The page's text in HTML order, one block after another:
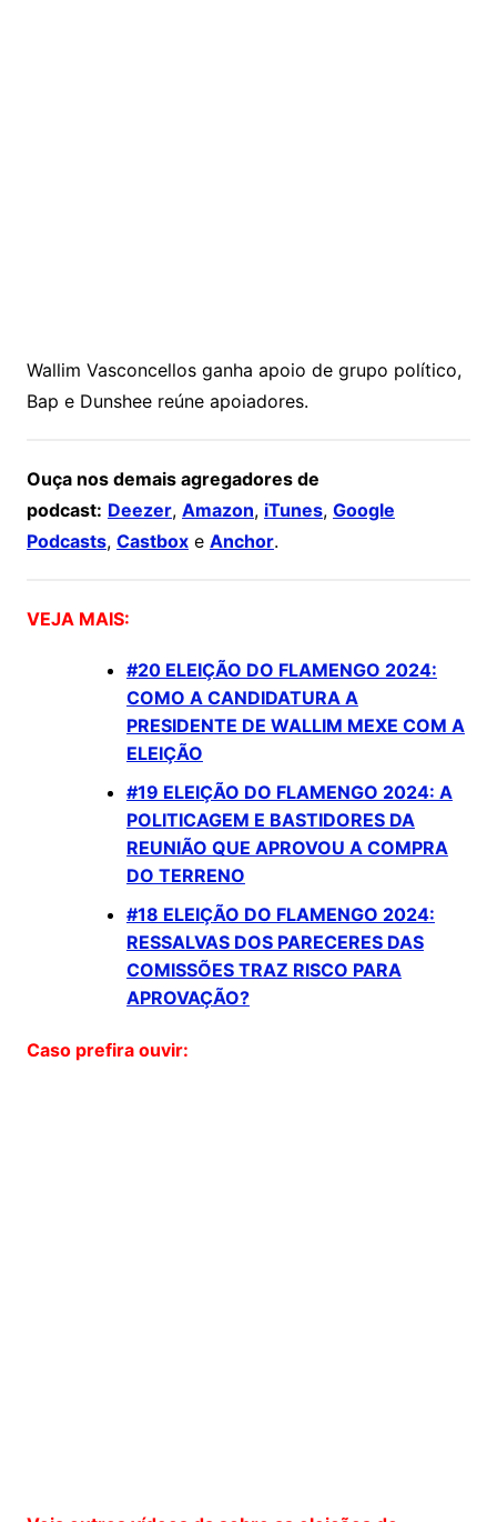
Wallim Vasconcellos ganha apoio de grupo político,
Bap e Dunshee reúne apoiadores.
Ouça nos demais agregadores de
podcast: Deezer, Amazon, iTunes, Google
Podcasts, Castboxe Anchor.
VEJA MAIS:
#20 ELEIÇÃO DO FLAMENGO 2024:
COMO A CANDIDATURA A
PRESIDENTE DE WALLIM MEXE COM A
ELEIÇÃO
#19 ELEIÇÃO DO FLAMENGO 2024: A
POLITICAGEM E BASTIDORES DA
REUNIÃO QUE APROVOU A COMPRA
DO TERRENO
#18 ELEIÇÃO DO FLAMENGO 2024:
RESSALVAS DOS PARECERES DAS
COMISSÕES TRAZ RISCO PARA
APROVAÇÃO?
Caso prefira ouvir: